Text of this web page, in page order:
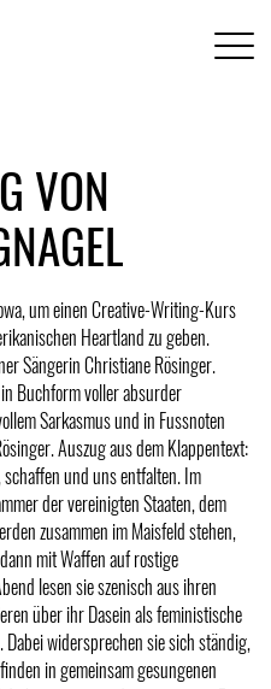
VON
um einen Creative-Writing-Kurs
Heartland zu geben.
Sängerin Christiane Rösinger.
Buchform voller absurder
Sarkasmus und in Fussnoten
Auszug aus dem Klappentext:
und uns entfalten. Im
der vereinigten Staaten, dem
zusammen im Maisfeld stehen,
mit Waffen auf rostige
lesen sie szenisch aus ihren
über ihr Dasein als feministische
widersprechen sie sich ständig,
in gemeinsam gesungenen